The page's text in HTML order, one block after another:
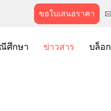
ขอใบเสนอราคา
ศึกษา ข่าวสาร บล็อก